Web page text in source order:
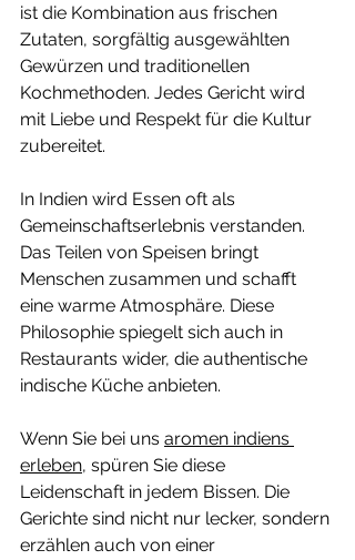
ist die Kombination aus frischen
Zutaten, sorgfältig ausgewählten
Gewürzen und traditionellen
Kochmethoden. Jedes Gericht wird
mit Liebe und Respekt für die Kultur
zubereitet.
In Indien wird Essen oft als
Gemeinschaftserlebnis verstanden.
Das Teilen von Speisen bringt
Menschen zusammen und schafft
eine warme Atmosphäre. Diese
Philosophie spiegelt sich auch in
Restaurants wider, die authentische
indische Küche anbieten.
Wenn Sie bei uns aromen indiens
erleben, spüren Sie diese
Leidenschaft in jedem Bissen. Die
Gerichte sind nicht nur lecker, sondern
erzählen auch von einer